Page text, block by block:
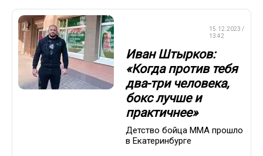
15.12.2023 /
13:42
Иван Штырков:
«Когда против тебя
два-три человека,
бокс лучше и
практичнее»
Детство бойца ММА прошло
в Екатеринбурге